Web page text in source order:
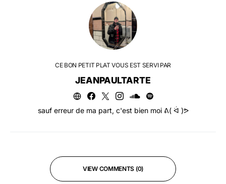
CE BON PETIT PLAT VOUS EST SERVI PAR
JEANPAULTARTE
sauf erreur de ma part, c'est bien moi ᕕ( ᐛ )ᕗ
VIEW COMMENTS (0)